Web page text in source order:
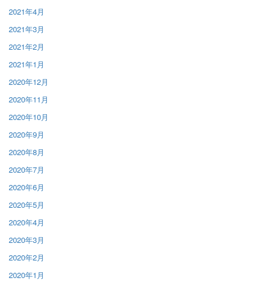
2021年4月
2021年3月
2021年2月
2021年1月
2020年12月
2020年11月
2020年10月
2020年9月
2020年8月
2020年7月
2020年6月
2020年5月
2020年4月
2020年3月
2020年2月
2020年1月